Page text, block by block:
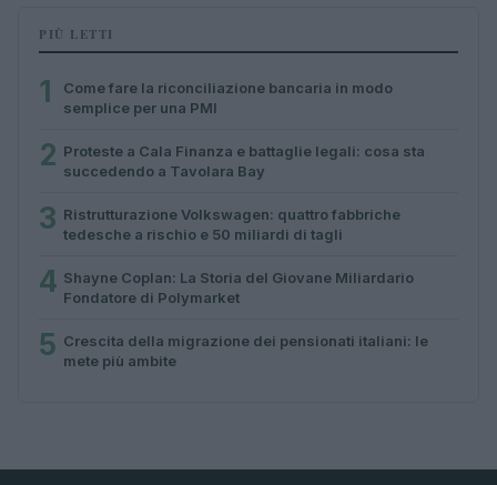
PIÙ LETTI
1
Come fare la riconciliazione bancaria in modo
semplice per una PMI
2 Proteste a Cala Finanza e battaglie legali: cosa sta
succedendo a Tavolara Bay
3 Ristrutturazione Volkswagen: quattro fabbriche
tedesche a rischio e 50 miliardi di tagli
4 Shayne Coplan: La Storia del Giovane Miliardario
Fondatore di Polymarket
5 Crescita della migrazione dei pensionati italiani: le
mete più ambite